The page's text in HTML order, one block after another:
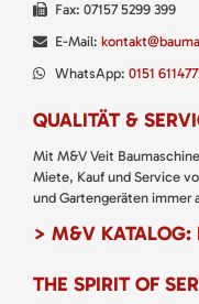
Fax: 07157 5299 399
E-Mail:
WhatsApp: 0151
QUALITÄT &
Mit M&V Veit
Miete, Kauf und Service
und Gartengeräten immer
> M&V KATALOG:
THE SPIRIT OF